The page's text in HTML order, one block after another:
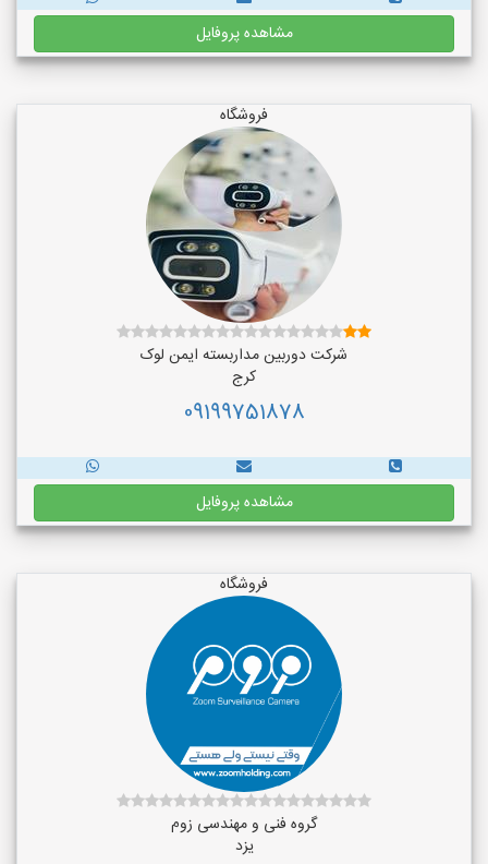
مشاهده پروفایل
فروشگاه
شرکت دوربین مداربسته ایمن لوک
کرج
09199751878
مشاهده پروفایل
فروشگاه
گروه فنی و مهندسی زوم
یزد